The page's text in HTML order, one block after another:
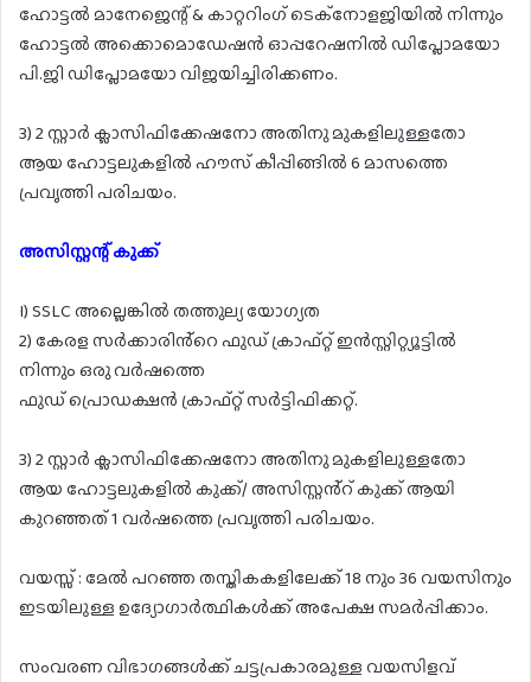
ഹോട്ടൽ മാനേജെന്റ് & കാറ്ററിംഗ് ടെക്നോളജിയിൽ നിന്നും
ഹോട്ടൽ അക്കൊമൊഡേഷൻ ഓപ്പറേഷനിൽ ഡിപ്ലോമയോ
പി.ജി ഡിപ്ലോമയോ വിജയിച്ചിരിക്കണം.
3) 2 സ്റ്റാർ ക്ലാസിഫിക്കേഷനോ അതിനു മുകളിലുള്ളതോ
ആയ ഹോട്ടലുകളിൽ ഹൗസ് കീപ്പിങ്ങിൽ 6 മാസത്തെ
പ്രവൃത്തി പരിചയം.
അസിസ്റ്റന്റ് കുക്ക്
I) SSLC അല്ലെങ്കിൽ തത്തുല്യ യോഗ്യത
2) കേരള സർക്കാരിൻ്റെ ഫുഡ് ക്രാഫ്റ്റ് ഇൻസ്റ്റിറ്റ്യൂട്ടിൽ
നിന്നും ഒരു വർഷത്തെ
ഫുഡ് പ്രൊഡക്ഷൻ ക്രാഫ്റ്റ് സർട്ടിഫിക്കറ്റ്.
3) 2 സ്റ്റാർ ക്ലാസിഫിക്കേഷനോ അതിനു മുകളിലുള്ളതോ
ആയ ഹോട്ടലുകളിൽ കുക്ക്/ അസിസ്റ്റൻ്റ് കുക്ക് ആയി
കുറഞ്ഞത് 1 വർഷത്തെ പ്രവൃത്തി പരിചയം.
വയസ്സ് : മേൽ പറഞ്ഞ തസ്തികകളിലേക്ക് 18 നും 36 വയസിനും
ഇടയിലുള്ള ഉദ്യോഗാർത്ഥികൾക്ക് അപേക്ഷ സമർപ്പിക്കാം.
സംവരണ വിഭാഗങ്ങൾക്ക് ചട്ടപ്രകാരമുള്ള വയസിളവ്